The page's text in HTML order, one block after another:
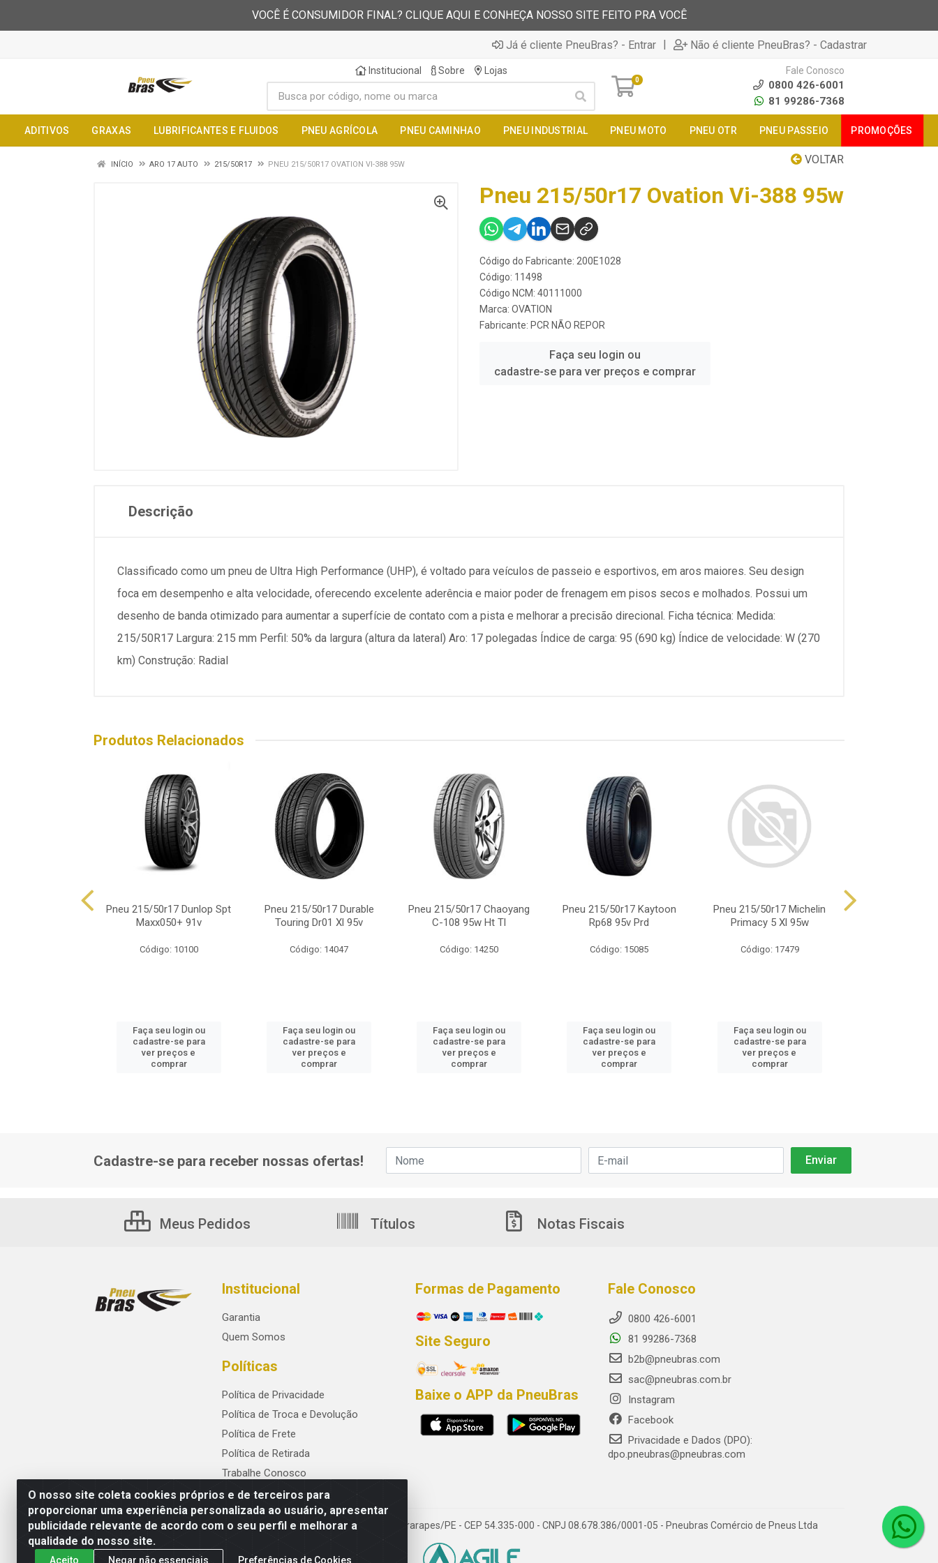
VOCÊ É CONSUMIDOR FINAL? CLIQUE AQUI E CONHEÇA NOSSO SITE FEITO PRA VOCÊ
Já é cliente PneuBras? - Entrar | Não é cliente PneuBras? - Cadastrar
Institucional Sobre Lojas
0
Fale Conosco
0800 426-6001
81 99286-7368
ADITIVOS GRAXAS LUBRIFICANTES E FLUIDOS PNEU AGRÍCOLA PNEU CAMINHAO PNEU INDUSTRIAL PNEU MOTO PNEU OTR PNEU PASSEIO PROMOÇÕES
VOLTAR
INÍCIO ARO 17 AUTO 215/50R17 PNEU 215/50R17 OVATION VI-388 95W
Pneu 215/50r17 Ovation Vi-388 95w
Código do Fabricante: 200E1028
Código: 11498
Código NCM: 40111000
Marca: OVATION
Fabricante: PCR NÃO REPOR
Faça seu login ou
cadastre-se para ver preços e comprar
Descrição
Classificado como um pneu de Ultra High Performance (UHP), é voltado para veículos de passeio e esportivos, em aros maiores. Seu design
foca em desempenho e alta velocidade, oferecendo excelente aderência e maior poder de frenagem em pisos secos e molhados. Possui um
desenho de banda otimizado para aumentar a superfície de contato com a pista e melhorar a precisão direcional. Ficha técnica: Medida:
215/50R17 Largura: 215 mm Perfil: 50% da largura (altura da lateral) Aro: 17 polegadas Índice de carga: 95 (690 kg) Índice de velocidade: W (270
km) Construção: Radial
Produtos Relacionados
Pneu 215/50r17 Dunlop Spt
Maxx050+ 91v
Código: 10100
Faça seu login ou
cadastre-se para
ver preços e
comprar
Pneu 215/50r17 Durable
Touring Dr01 Xl 95v
Código: 14047
Faça seu login ou
cadastre-se para
ver preços e
comprar
Pneu 215/50r17 Chaoyang
C-108 95w Ht Tl
Código: 14250
Faça seu login ou
cadastre-se para
ver preços e
comprar
Pneu 215/50r17 Kaytoon
Rp68 95v Prd
Código: 15085
Faça seu login ou
cadastre-se para
ver preços e
comprar
Pneu 215/50r17 Michelin
Primacy 5 Xl 95w
Código: 17479
Faça seu login ou
cadastre-se para
ver preços e
comprar
O nosso site coleta cookies próprios e de terceiros para
proporcionar uma experiência personalizada ao usuário, apresentar
publicidade relevante de acordo com o seu perfil e melhorar a
qualidade do nosso site.
Aceito Negar não essenciais Preferências de Cookies
Cadastre-se para receber nossas ofertas!
Meus Pedidos Títulos Notas Fiscais
Institucional
Garantia
Quem Somos
Políticas
Política de Privacidade
Política de Troca e Devolução
Política de Frete
Política de Retirada
Trabalhe Conosco
Formas de Pagamento
Site Seguro
Baixe o APP da PneuBras
Fale Conosco
0800 426-6001
81 99286-7368
b2b@pneubras.com
sac@pneubras.com.br
Instagram
Facebook
Privacidade e Dados (DPO):
dpo.pneubras@pneubras.com
PneuBras - Rodovia BR-101, KM 82 - Prazeres, Jaboatão dos Guararapes/PE - CEP 54.335-000 - CNPJ 08.678.386/0001-05 - Pneubras Comércio de Pneus Ltda